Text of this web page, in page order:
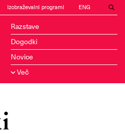
Izobraževalni programi ENG
Razstave
Dogodki
Novice
Več